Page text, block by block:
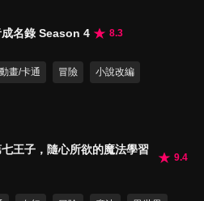
成名錄 Season 4
8.3
動畫/卡通 冒險 小說改編
王子，隨心所欲的魔法學習
9.4